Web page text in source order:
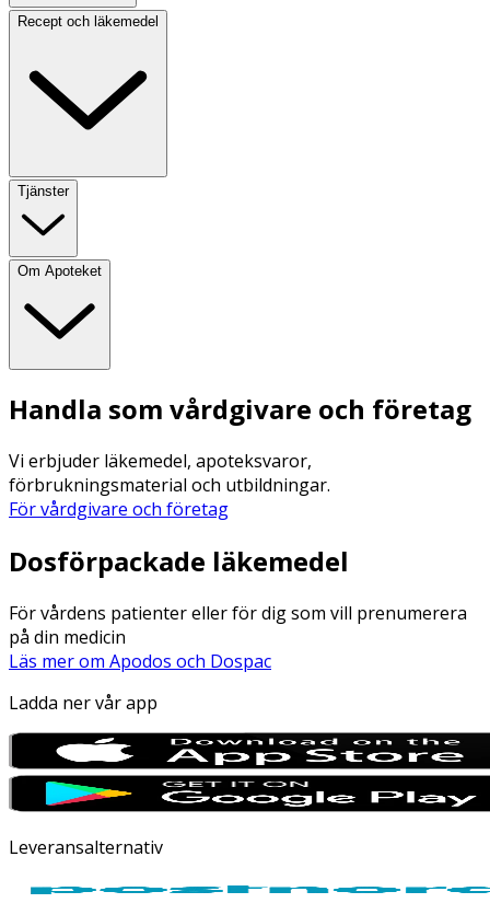
Recept och läkemedel
Tjänster
Om Apoteket
Handla som vårdgivare och företag
Vi erbjuder läkemedel, apoteksvaror,
förbrukningsmaterial och utbildningar.
För vårdgivare och företag
Dosförpackade läkemedel
För vårdens patienter eller för dig som vill prenumerera
på din medicin
Läs mer om Apodos och Dospac
Ladda ner vår app
Leveransalternativ